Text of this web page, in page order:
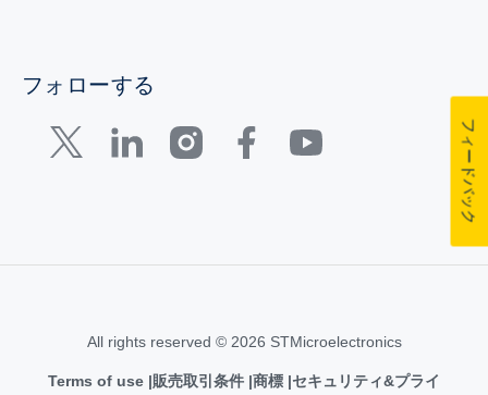
フォローする
All rights reserved © 2026 STMicroelectronics
Terms of use 販売取引条件 商標 セキュリティ&プライ
フィードバック